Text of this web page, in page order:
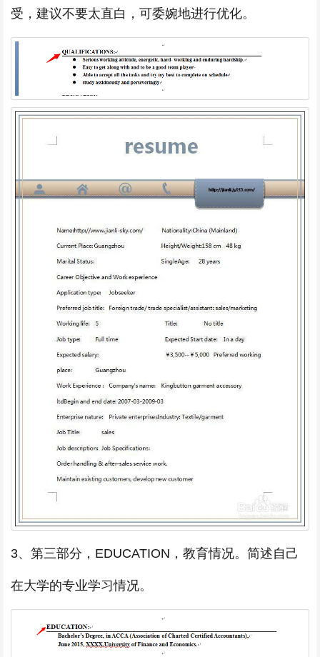
受，建议不要太直白，可委婉地进行优化。
3、第三部分，EDUCATION，教育情况。简述自己
在大学的专业学习情况。